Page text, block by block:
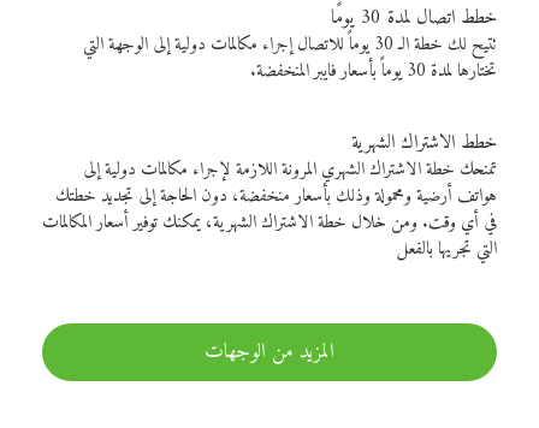
خطط اتصال لمدة 30 يومًا
تتيح لك خطة الـ 30 يوماً للاتصال إجراء مكالمات دولية إلى الوجهة التي
تختارها لمدة 30 يوماً بأسعار فايبر المنخفضة.
خطط الاشتراك الشهرية
تمنحك خطة الاشتراك الشهري المرونة اللازمة لإجراء مكالمات دولية إلى
هواتف أرضية ومحمولة وذلك بأسعار منخفضة، دون الحاجة إلى تجديد خطتك
في أي وقت. ومن خلال خطة الاشتراك الشهرية، يمكنك توفير أسعار المكالمات
التي تجريها بالفعل
المزيد من الوجهات